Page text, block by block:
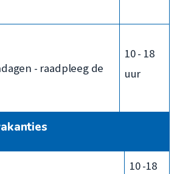
- raadpleeg de
10 - 18
uur
10 -18